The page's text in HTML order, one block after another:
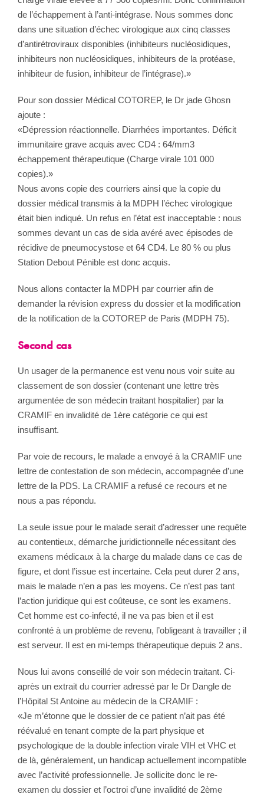
de l’échappement à l’anti-intégrase. Nous sommes donc
dans une situation d’échec virologique aux cinq classes
d’antirétroviraux disponibles (inhibiteurs nucléosidiques,
inhibiteurs non nucléosidiques, inhibiteurs de la protéase,
inhibiteur de fusion, inhibiteur de l’intégrase).»
Pour son dossier Médical COTOREP, le Dr jade Ghosn
ajoute :
«Dépression réactionnelle. Diarrhées importantes. Déficit
immunitaire grave acquis avec CD4 : 64/mm3
échappement thérapeutique (Charge virale 101 000
copies).»
Nous avons copie des courriers ainsi que la copie du
dossier médical transmis à la MDPH l’échec virologique
était bien indiqué. Un refus en l’état est inacceptable : nous
sommes devant un cas de sida avéré avec épisodes de
récidive de pneumocystose et 64 CD4. Le 80 % ou plus
Station Debout Pénible est donc acquis.
Nous allons contacter la MDPH par courrier afin de
demander la révision express du dossier et la modification
de la notification de la COTOREP de Paris (MDPH 75).
Second cas
Un usager de la permanence est venu nous voir suite au
classement de son dossier (contenant une lettre très
argumentée de son médecin traitant hospitalier) par la
CRAMIF en invalidité de 1ère catégorie ce qui est
insuffisant.
Par voie de recours, le malade a envoyé à la CRAMIF une
lettre de contestation de son médecin, accompagnée d’une
lettre de la PDS. La CRAMIF a refusé ce recours et ne
nous a pas répondu.
La seule issue pour le malade serait d’adresser une requête
au contentieux, démarche juridictionnelle nécessitant des
examens médicaux à la charge du malade dans ce cas de
figure, et dont l’issue est incertaine. Cela peut durer 2 ans,
mais le malade n’en a pas les moyens. Ce n’est pas tant
l’action juridique qui est coûteuse, ce sont les examens.
Cet homme est co-infecté, il ne va pas bien et il est
confronté à un problème de revenu, l’obligeant à travailler ; il
est serveur. Il est en mi-temps thérapeutique depuis 2 ans.
Nous lui avons conseillé de voir son médecin traitant. Ci-
après un extrait du courrier adressé par le Dr Dangle de
l’Hôpital St Antoine au médecin de la CRAMIF :
«Je m’étonne que le dossier de ce patient n’ait pas été
réévalué en tenant compte de la part physique et
psychologique de la double infection virale VIH et VHC et
de là, généralement, un handicap actuellement incompatible
avec l’activité professionnelle. Je sollicite donc le re-
examen du dossier et l’octroi d’une invalidité de 2ème